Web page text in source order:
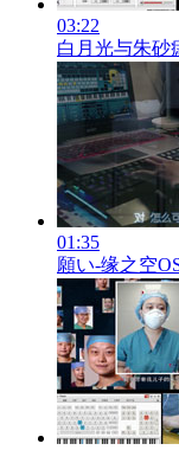
03:22
白月光与朱砂
01:35
願い-缘之空